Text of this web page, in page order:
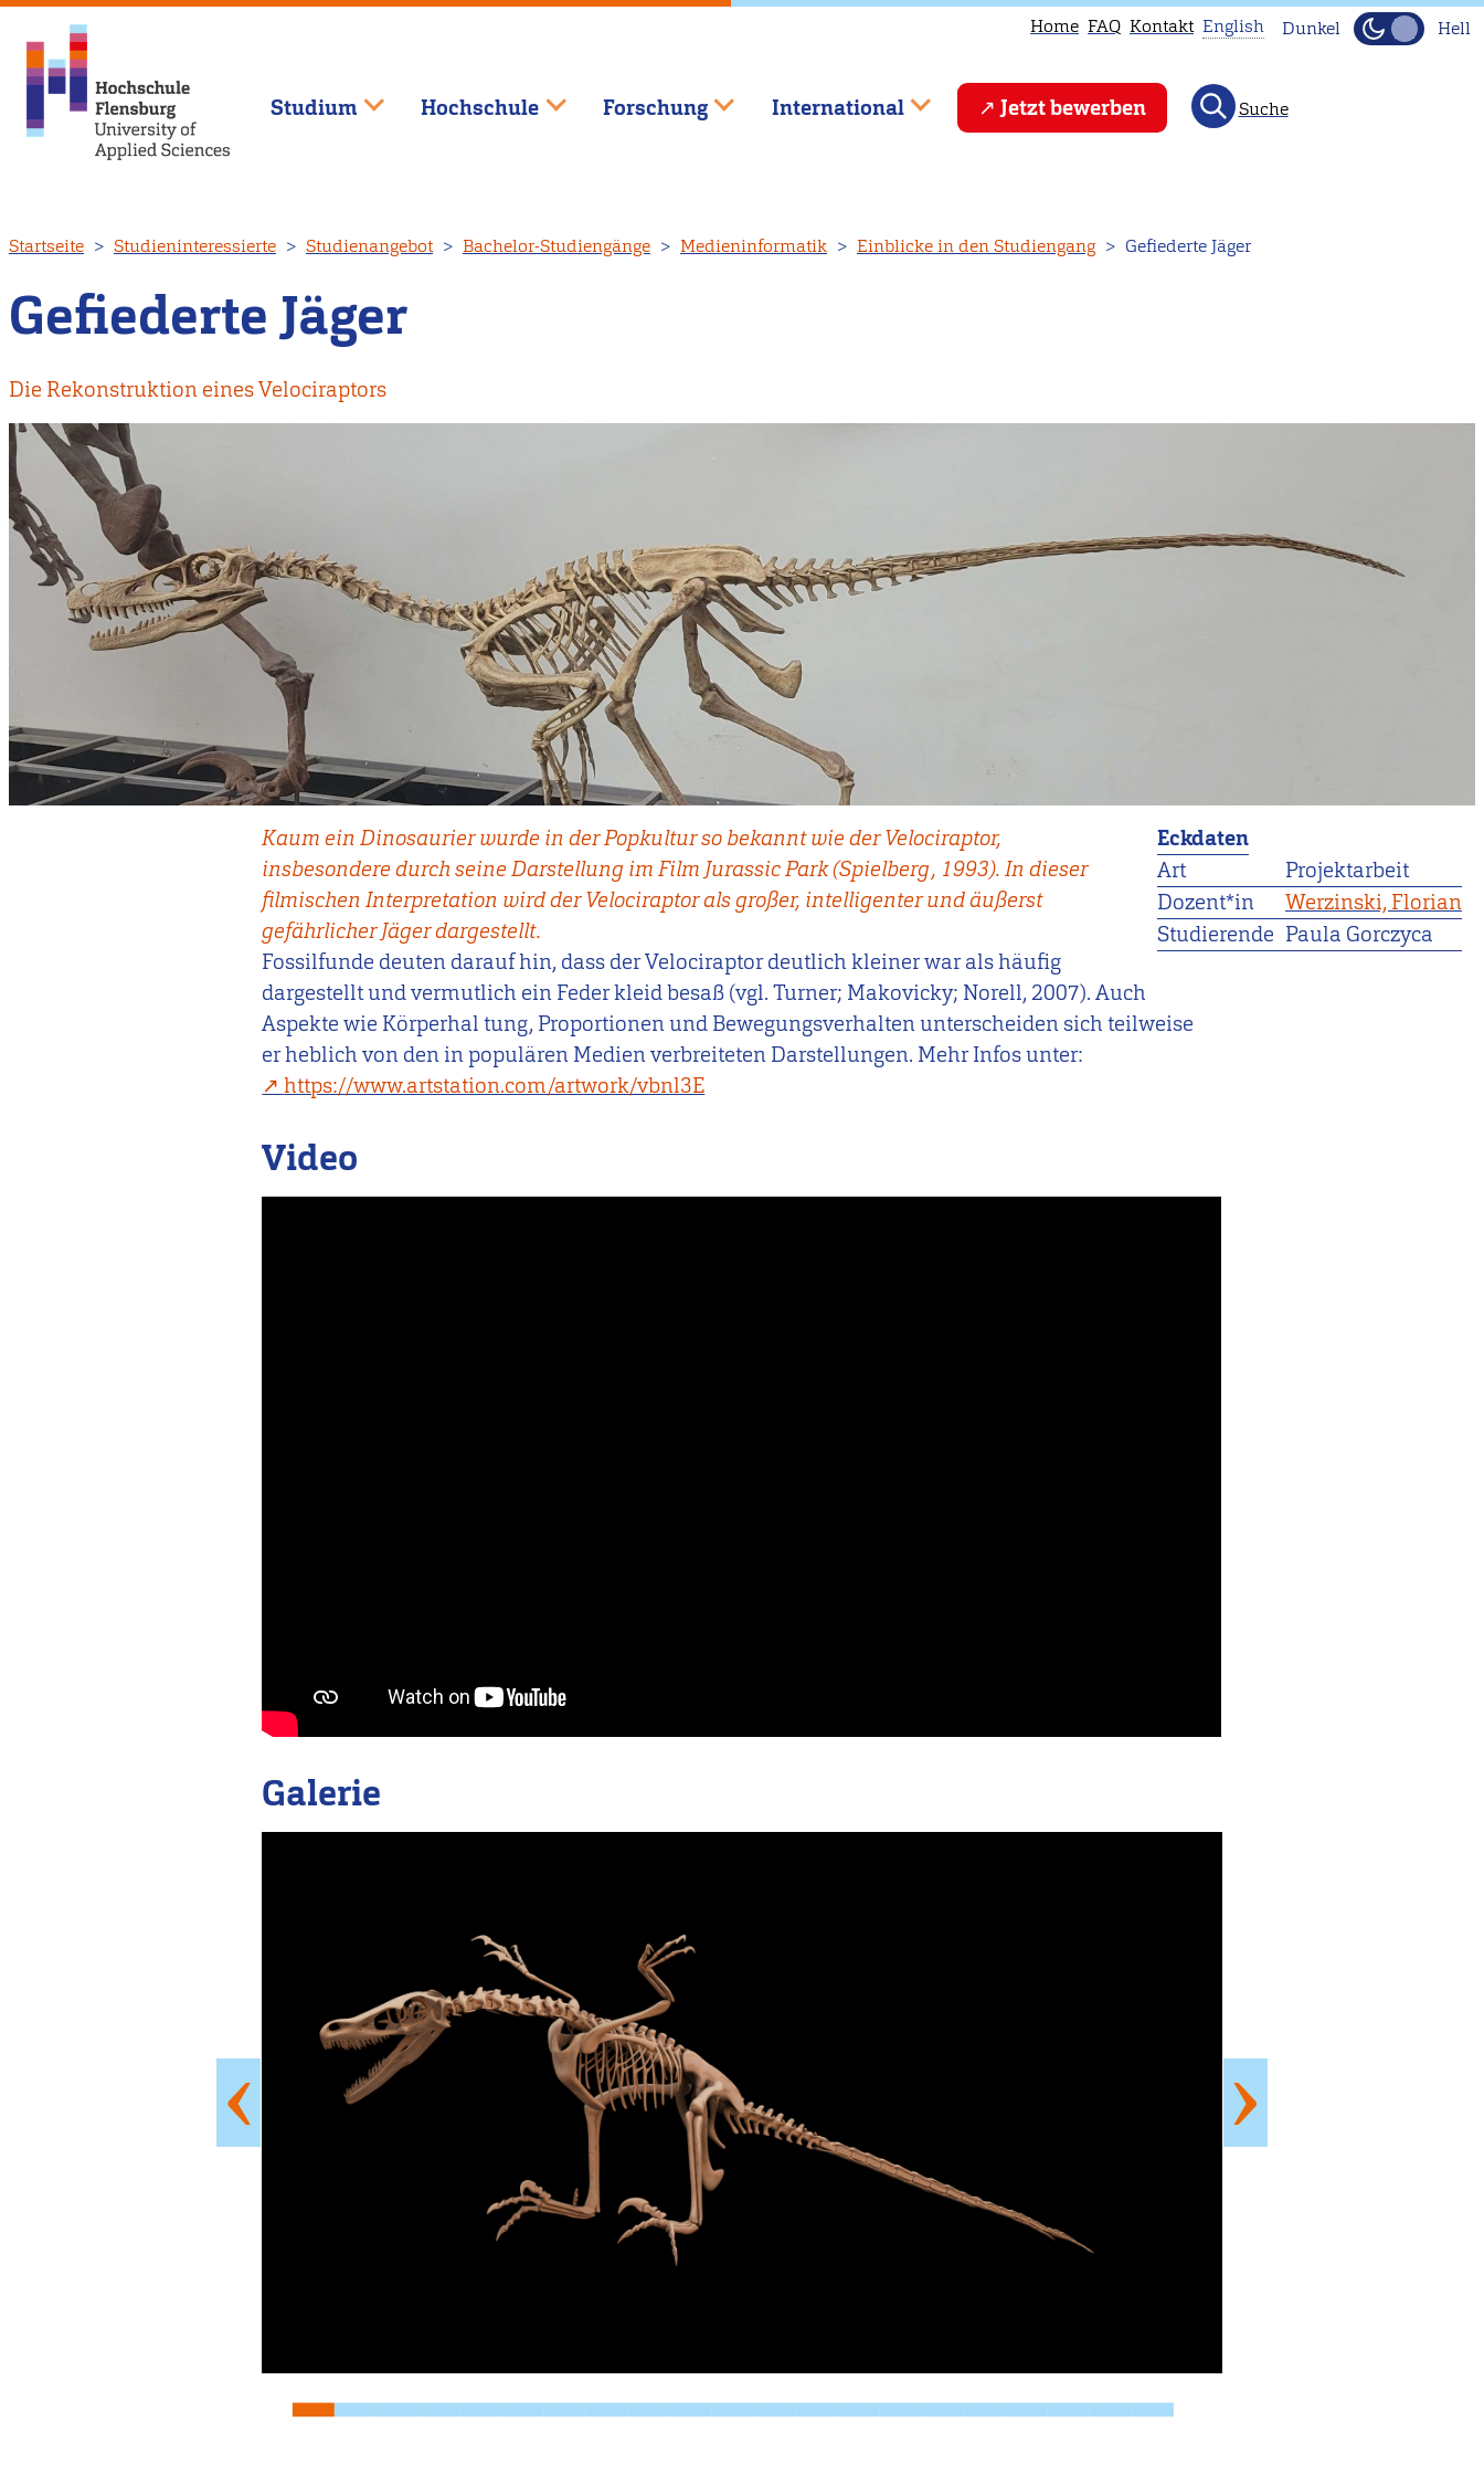
zum
Inhalt
Home FAQ Kontakt
This
page
in
main
English Dunkel Hell
Studium Hochschule Forschung International Jetzt bewerben Suche
Startseite Studieninteressierte Studienangebot Bachelor-Studiengänge Medieninformatik Einblicke in den Studiengang Gefiederte Jäger
Gefiederte Jäger
Die Rekonstruktion eines Velociraptors
Eckdaten
Art
Projektarbeit
Dozent*in
Werzinski, Florian
Studierende Paula Gorczyca
Kaum ein Dinosaurier wurde in der Popkultur so bekannt wie der Velociraptor,
insbesondere durch seine Darstellung im Film Jurassic Park (Spielberg, 1993). In dieser
filmischen Interpretation wird der Velociraptor als großer, intelligenter und äußerst
gefährlicher Jäger dargestellt.
Fossilfunde deuten darauf hin, dass der Velociraptor deutlich kleiner war als häufig
dargestellt und vermutlich ein Feder kleid besaß (vgl. Turner; Makovicky; Norell, 2007). Auch
Aspekte wie Körperhal tung, Proportionen und Bewegungsverhalten unterscheiden sich teilweise
er heblich von den in populären Medien verbreiteten Darstellungen. Mehr Infos unter:
https://www.artstation.com/artwork/vbnl3E
Video
Galerie